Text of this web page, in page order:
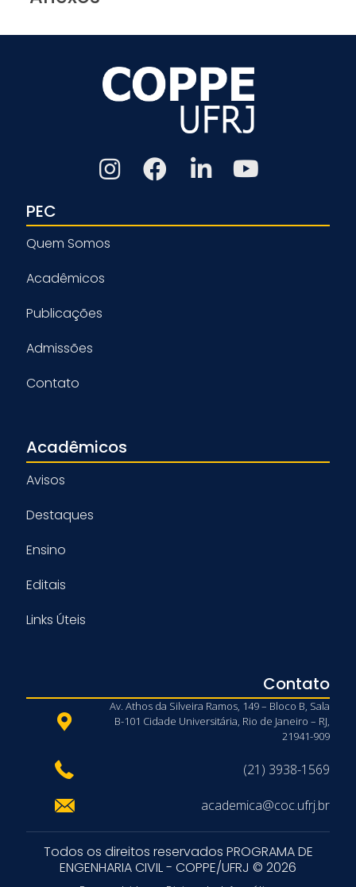
PEC
Quem Somos
Acadêmicos
Publicações
Admissões
Contato
Acadêmicos
Avisos
Destaques
Ensino
Editais
Links Úteis
Contato
Av. Athos da Silveira Ramos, 149 – Bloco B, Sala
B-101 Cidade Universitária, Rio de Janeiro – RJ,
21941-909
(21) 3938-1569
academica@coc.ufrj.br
Todos os direitos reservados PROGRAMA DE
ENGENHARIA CIVIL - COPPE/UFRJ © 2026